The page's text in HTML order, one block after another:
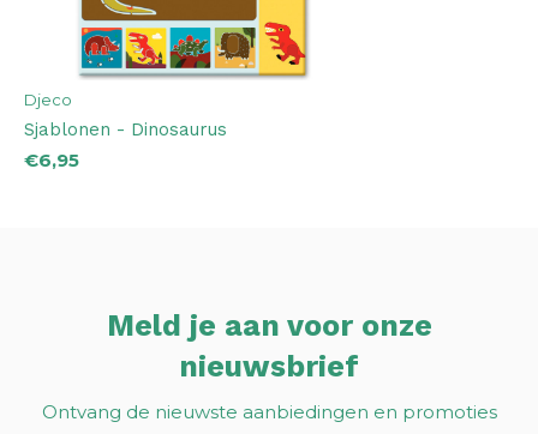
Djeco
Sjablonen - Dinosaurus
€6,95
Meld je aan voor onze
nieuwsbrief
Ontvang de nieuwste aanbiedingen en promoties